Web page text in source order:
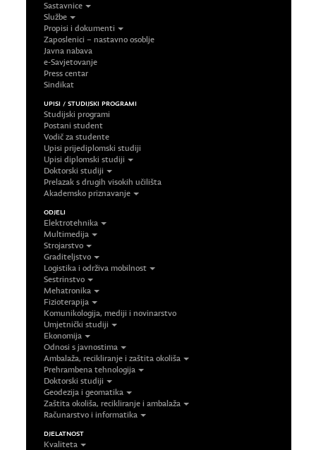
Sastavnice
Službe
Propisi i dokumenti
Zaposlenici – nastavno osoblje
Javna nabava
e-Savjetovanje
Press centar
Sindikat
UPISI / STUDIJSKI PROGRAMI
Studijski programi
Postani student
Vodič za studente
Upisi prijediplomski studiji
Upisi diplomski studiji
Doktorski studiji
Prelazak s drugih visokih učilišta
Akademsko priznavanje
ODJELI
Elektrotehnika
Multimedija
Strojarstvo
Graditeljstvo
Logistika i održiva mobilnost
Sestrinstvo
Mehatronika
Fizioterapija
Komunikologija, mediji i novinarstvo
Umjetnički studiji
Ekonomija
Odnosi s javnostima
Ambalaža, recikliranje i zaštita okoliša
Prehrambena tehnologija
Doktorski studiji
Geodezija i geomatika
Zaštita okoliša, recikliranje i ambalaža
Računarstvo i informatika
DJELATNOST
Kvaliteta